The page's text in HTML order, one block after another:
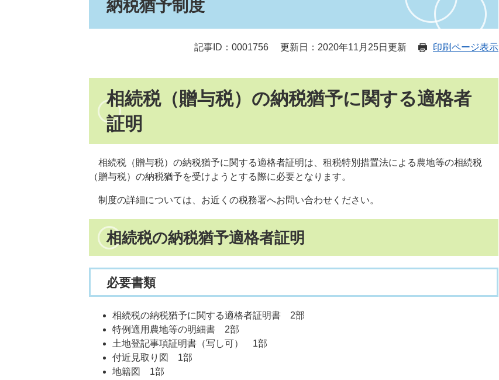
納税猶予制度
記事ID：0001756 更新日：2020年11月25日更新 印刷ページ表示
相続税（贈与税）の納税猶予に関する適格者
証明
相続税（贈与税）の納税猶予に関する適格者証明は、租税特別措置法による農地等の相続税
（贈与税）の納税猶予を受けようとする際に必要となります。
制度の詳細については、お近くの税務署へお問い合わせください。
相続税の納税猶予適格者証明
必要書類
相続税の納税猶予に関する適格者証明書 2部
特例適用農地等の明細書 2部
土地登記事項証明書（写し可） 1部
付近見取り図 1部
地籍図 1部